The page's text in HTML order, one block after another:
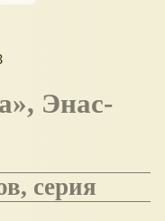
, Энас-
серия